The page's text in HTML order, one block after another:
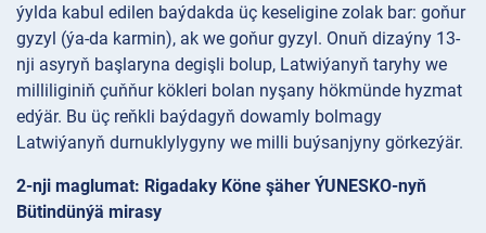
ýylda kabul edilen baýdakda üç keseligine zolak bar: goňur
gyzyl (ýa-da karmin), ak we goňur gyzyl. Onuň dizaýny 13-
nji asyryň başlaryna degişli bolup, Latwiýanyň taryhy we
milliliginiň çuňňur kökleri bolan nyşany hökmünde hyzmat
edýär. Bu üç reňkli baýdagyň dowamly bolmagy
Latwiýanyň durnuklylygyny we milli buýsanjyny görkezýär.
2-nji maglumat: Rigadaky Köne şäher ÝUNESKO-nyň
Bütindünýä mirasy